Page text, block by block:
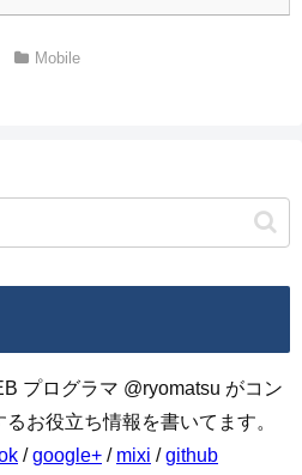
Mobile
プログラマ @ryomatsu がコン
お役立ち情報を書いてます。
/google+ / mixi /github